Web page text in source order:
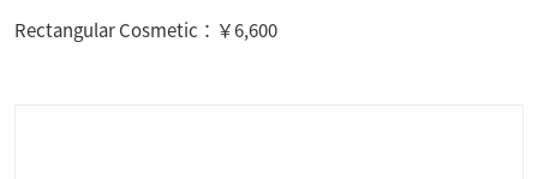
Rectangular Cosmetic：￥6,600